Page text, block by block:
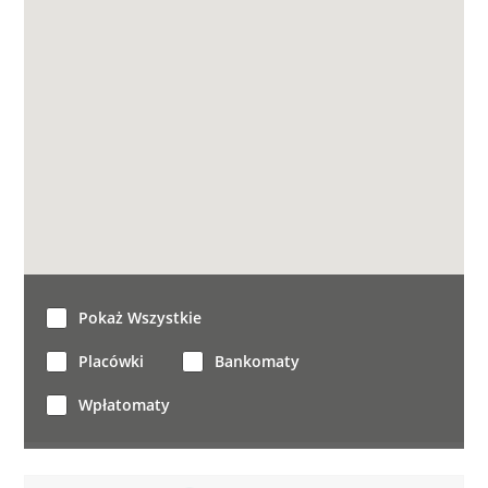
Pokaż Wszystkie
Placówki Bankomaty
Wpłatomaty